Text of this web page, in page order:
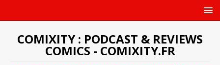
COMIXITY : PODCAST & REVIEWS
COMICS - COMIXITY.FR